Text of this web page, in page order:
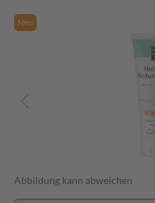
Neu
Abbildung kann abweichen